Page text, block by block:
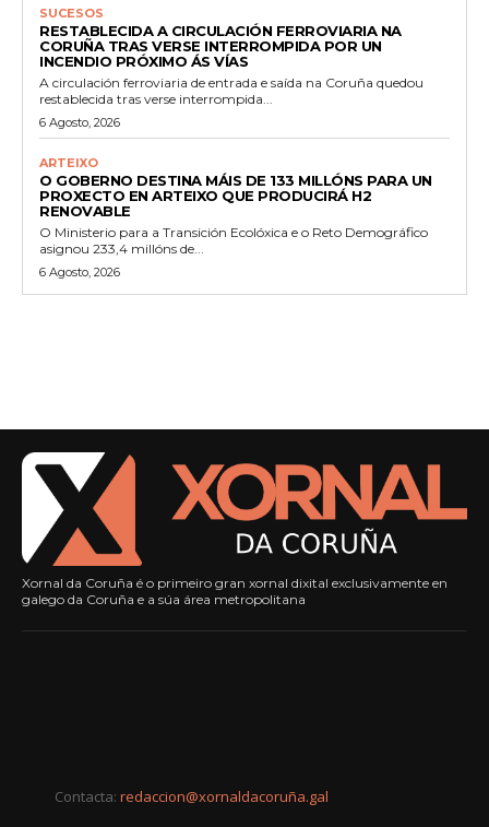
SUCESOS
RESTABLECIDA A CIRCULACIÓN FERROVIARIA NA
CORUÑA TRAS VERSE INTERROMPIDA POR UN
INCENDIO PRÓXIMO ÁS VÍAS
A circulación ferroviaria de entrada e saída na Coruña quedou
restablecida tras verse interrompida...
6 Agosto, 2026
ARTEIXO
O GOBERNO DESTINA MÁIS DE 133 MILLÓNS PARA UN
PROXECTO EN ARTEIXO QUE PRODUCIRÁ H2
RENOVABLE
O Ministerio para a Transición Ecolóxica e o Reto Demográfico
asignou 233,4 millóns de...
6 Agosto, 2026
Xornal da Coruña é o primeiro gran xornal dixital exclusivamente en
galego da Coruña e a súa área metropolitana
Contacta: redaccion@xornaldacoruña.gal